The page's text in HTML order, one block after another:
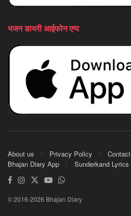
भजन डायरी आईफोन एप्प
About us Privacy Policy Contact
Bhajan Diary App
Sunderkand Lyrics
© 2016-2026 Bhajan Diary